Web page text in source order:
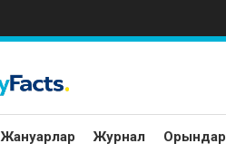
Жануарлар Журнал Орындар